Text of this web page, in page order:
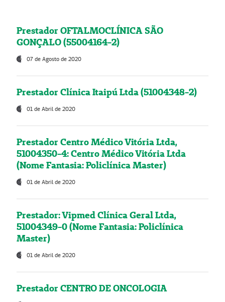
Prestador OFTALMOCLÍNICA SÃO
GONÇALO (55004164-2)
07 de Agosto de 2020
Prestador Clínica Itaipú Ltda (51004348-2)
01 de Abril de 2020
Prestador Centro Médico Vitória Ltda,
51004350-4: Centro Médico Vitória Ltda
(Nome Fantasia: Policlínica Master)
01 de Abril de 2020
Prestador: Vipmed Clínica Geral Ltda,
51004349-0 (Nome Fantasia: Policlínica
Master)
01 de Abril de 2020
Prestador CENTRO DE ONCOLOGIA